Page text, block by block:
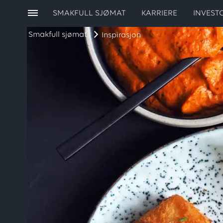
Smakfull sjømat Inspirasjon
SMAKFULL SJØMAT KARRIERE